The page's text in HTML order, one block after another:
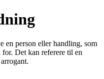
en person eller handling, som
Det kan referere til en